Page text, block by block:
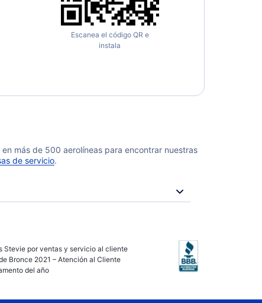
Escanea el código QR e
instala
más de 500 aerolíneas para encontrar nuestras
de servicio.
Stevie por ventas y servicio al cliente
Bronce 2021 – Atención al Cliente
del año